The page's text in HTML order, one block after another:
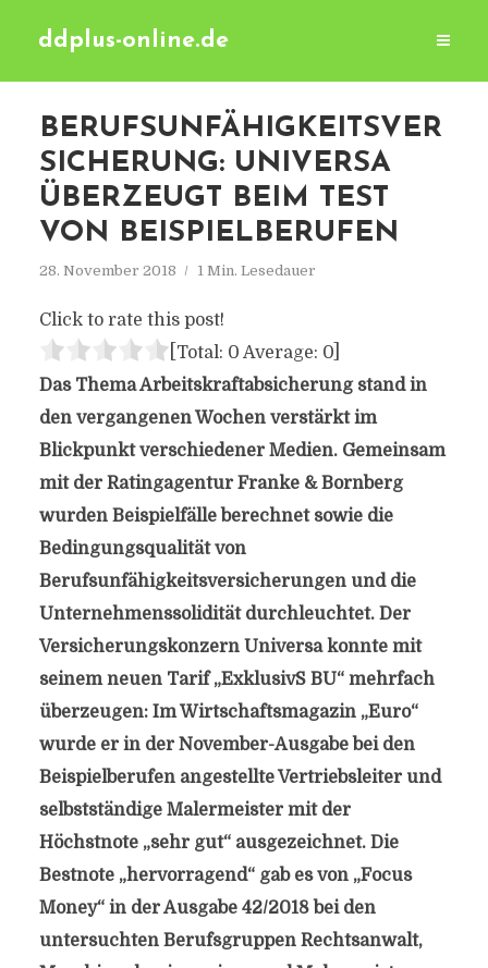
ddplus-online.de
BERUFSUNFÄHIGKEITSVER
SICHERUNG: UNIVERSA
ÜBERZEUGT BEIM TEST
VON BEISPIELBERUFEN
28. November 2018 1 Min. Lesedauer
Click to rate this post!
[Total: 0 Average: 0]
Das Thema Arbeitskraftabsicherung stand in
den vergangenen Wochen verstärkt im
Blickpunkt verschiedener Medien. Gemeinsam
mit der Ratingagentur Franke & Bornberg
wurden Beispielfälle berechnet sowie die
Bedingungsqualität von
Berufsunfähigkeitsversicherungen und die
Unternehmenssolidität durchleuchtet. Der
Versicherungskonzern Universa konnte mit
seinem neuen Tarif „ExklusivS BU“ mehrfach
überzeugen: Im Wirtschaftsmagazin „Euro“
wurde er in der November-Ausgabe bei den
Beispielberufen angestellte Vertriebsleiter und
selbstständige Malermeister mit der
Höchstnote „sehr gut“ ausgezeichnet. Die
Bestnote „hervorragend“ gab es von „Focus
Money“ in der Ausgabe 42/2018 bei den
untersuchten Berufsgruppen Rechtsanwalt,